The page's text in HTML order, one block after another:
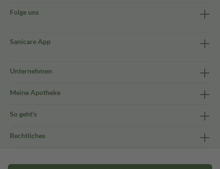
Folge uns
Sanicare App
Unternehmen
Meine Apotheke
So geht's
Rechtliches